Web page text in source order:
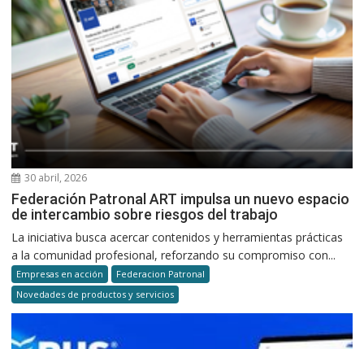
30 abril, 2026
Federación Patronal ART impulsa un nuevo espacio
de intercambio sobre riesgos del trabajo
La iniciativa busca acercar contenidos y herramientas prácticas
a la comunidad profesional, reforzando su compromiso con...
Empresas en acción
Federacion Patronal
Novedades de productos y servicios